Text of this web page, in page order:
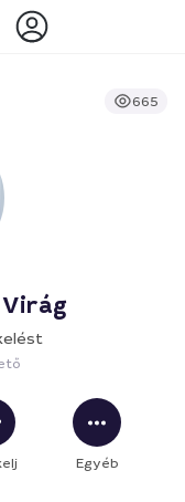
665
Egyéb